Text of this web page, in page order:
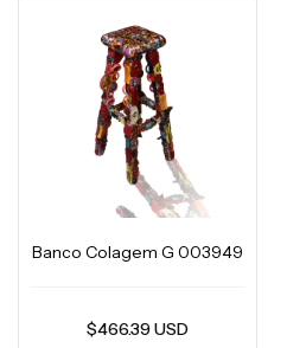
Banco Colagem G 003949
$466.39 USD